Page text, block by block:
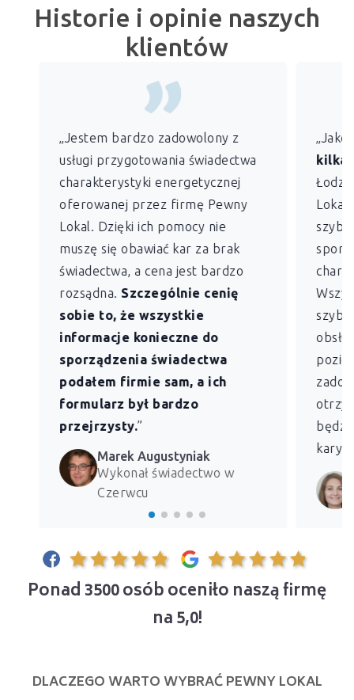
Historie i opinie naszych
klientów
„Jestem bardzo zadowolony z
usługi przygotowania świadectwa
charakterystyki energetycznej
oferowanej przez firmę Pewny
Lokal. Dzięki ich pomocy nie
muszę się obawiać kar za brak
świadectwa, a cena jest bardzo
rozsądna. Szczególnie cenię
sobie to, że wszystkie
informacje konieczne do
sporządzenia świadectwa
podałem firmie sam, a ich
formularz był bardzo
przejrzysty.”
Marek Augustyniak
Wykonał świadectwo w
Czerwcu
„Jako
Łodzi)
Lokal
kary
Ponad 3500 osób oceniło naszą firmę
na 5,0!
DLACZEGO WARTO WYBRAĆ PEWNY LOKAL